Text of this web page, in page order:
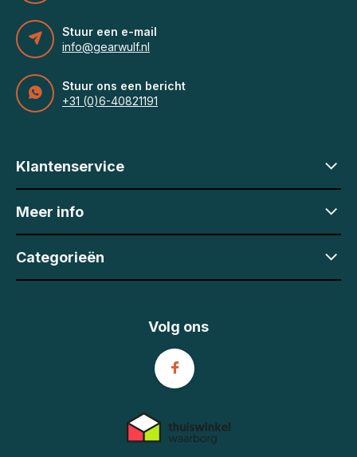
Stuur een e-mail
info@gearwulf.nl
Stuur ons een bericht
+31 (0)6-40821191
Klantenservice
Meer info
Categorieën
Volg ons